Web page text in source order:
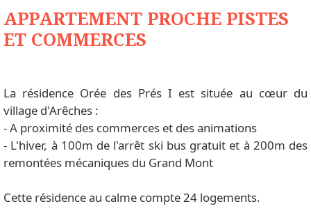
APPARTEMENT PROCHE PISTES
ET COMMERCES
La résidence Orée des Prés I est située au cœur du
village d'Arêches :
- A proximité des commerces et des animations
- L'hiver, à 100m de l'arrêt ski bus gratuit et à 200m des
remontées mécaniques du Grand Mont
Cette résidence au calme compte 24 logements.